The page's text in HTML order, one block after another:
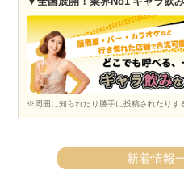
※周囲に知られたり勝手に投稿されたりす
新着情報